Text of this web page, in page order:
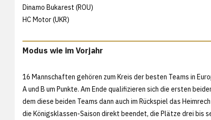
Dinamo Bukarest (ROU)
HC Motor (UKR)
Modus wie im Vorjahr
16 Mannschaften gehören zum Kreis der besten Teams in
A und B um Punkte. Am Ende qualifizieren sich die ersten
dem diese beiden Teams dann auch im Rückspiel das
die Königsklassen-Saison direkt beendet, die Plätze drei bis